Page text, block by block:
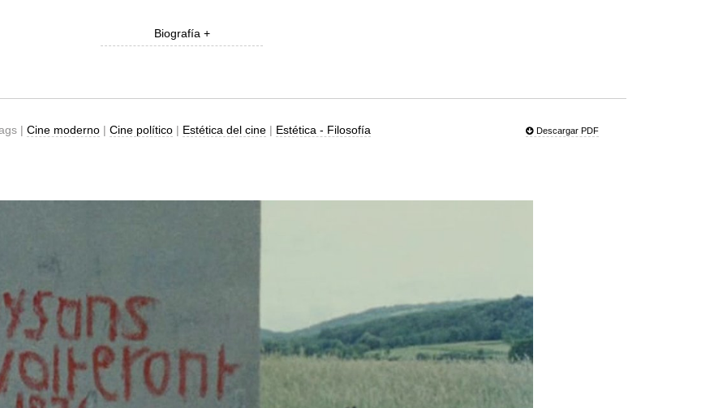
Biografía +
| Cine moderno| Cine político| Estética del cine| Estética - Filosofía Descargar PDF